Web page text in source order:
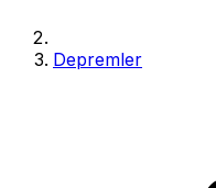
Depremler